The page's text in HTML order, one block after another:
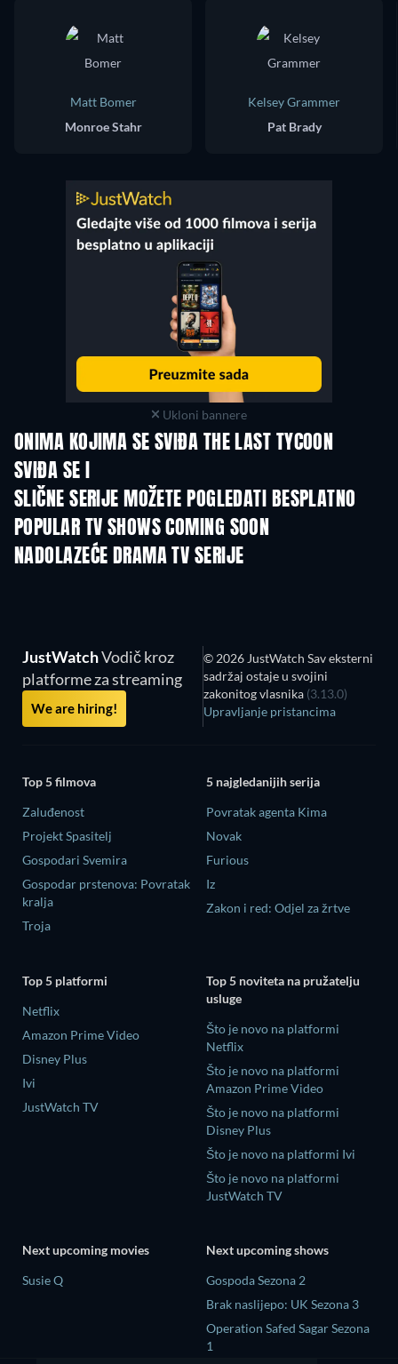
Matt Bomer
Monroe Stahr
Kelsey Grammer
Pat Brady
Ukloni bannere
ONIMA KOJIMA SE SVIĐA THE LAST TYCOON
SVIĐA SE I
SLIČNE SERIJE MOŽETE POGLEDATI BESPLATNO
TV
POPULAR TV SHOWS COMING SOON
TV TV
NADOLAZEĆE DRAMA TV SERIJE
Sezona 2 Sezona 1
JustWatchVodič kroz
platforme za streaming
We are hiring!
© 2026 JustWatch Sav eksterni
sadržaj ostaje u svojini
zakonitog vlasnika (3.13.0)
Upravljanje pristancima
Top 5 filmova
Zaluđenost
Projekt Spasitelj
Gospodari Svemira
Gospodar prstenova: Povratak
kralja
Troja
5 najgledanijih serija
Povratak agenta Kima
Novak
Furious
Iz
Zakon i red: Odjel za žrtve
Top 5 platformi
Netflix
Amazon Prime Video
Disney Plus
Ivi
JustWatch TV
Top 5 noviteta na pružatelju
usluge
Što je novo na platformi
Netflix
Što je novo na platformi
Amazon Prime Video
Što je novo na platformi
Disney Plus
Što je novo na platformi Ivi
Što je novo na platformi
JustWatch TV
Next upcoming movies
Susie Q
Next upcoming shows
Gospoda Sezona 2
Brak naslijepo: UK Sezona 3
Operation Safed Sagar Sezona
1